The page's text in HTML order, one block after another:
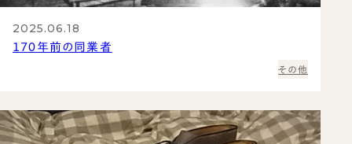
2025.06.18
１７０年前の同業者
その他